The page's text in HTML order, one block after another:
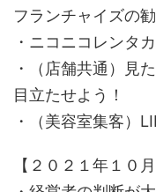
フランチャイズの
・ニコニコレンタ
・（店舗共通）見
目立たせよう！
・（美容室集客）
【２０２１年１０月